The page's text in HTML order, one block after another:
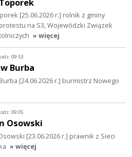
[25.06.2026 r.] rolnik z gminy
na S3, Wojewódzki Związek
» więcej
09:53
Burba
Burba [24.06.2026 r.] burmistrz Nowego
09:05
Osowski
[23.06.2026 r.] prawnik z Sieci
» więcej